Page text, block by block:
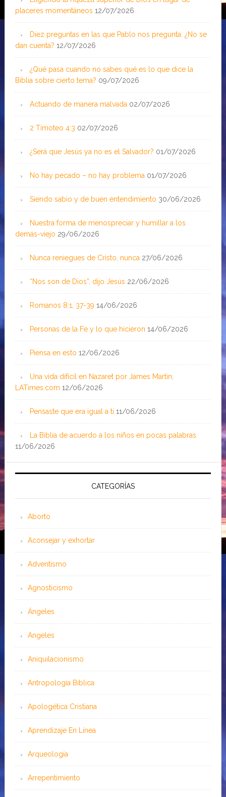
placeres momentáneos 12/07/2026
Diez preguntas en las que Pablo nos pregunta: ¿No se
dan cuenta? 12/07/2026
¿Qué pasa cuando no sabes qué es lo que dice la
Biblia sobre cierto tema? 09/07/2026
Actuando de manera malvada 02/07/2026
2 Timoteo 4:3 02/07/2026
¿Será que Jesús ya no es el Salvador? 01/07/2026
No hay pecado – no hay problema 01/07/2026
Siendo sabio y de buen entendimiento 30/06/2026
Nuestra forma de menospreciar y humillar a los
demás-viejo 29/06/2026
Nunca reniegues de Cristo, nunca 27/06/2026
“Nos son de Dios”, dijo Jesús 22/06/2026
Romanos 8:1, 37-39 14/06/2026
Personas de la Fe y lo que hicieron 14/06/2026
Piensa en esto 12/06/2026
Una vida difícil en Nazaret por James Martin;
LATimes.com 12/06/2026
Pensaste que era igual a ti 11/06/2026
La Biblia de acuerdo a los niños en pocas palabras
11/06/2026
CATEGORÍAS
Aborto
Aconsejar y exhortar
Adventismo
Agnosticismo
Ángeles
Angeles
Aniquilacionismo
Antropología Bíblica
Apologética Cristiana
Aprendizaje En Línea
Arqueología
Arrepentimiento